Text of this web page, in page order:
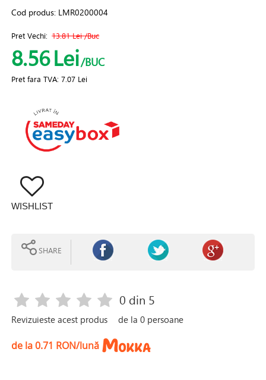
Cod produs: LMR0200004
Pret Vechi: 13.81 Lei/Buc
8.56Lei/BUC
Pret fara TVA:7.07 Lei
WISHLIST
SHARE
Revizuieste acest produs
0 din 5
de la0 persoane
de la 0.71 RON/lună